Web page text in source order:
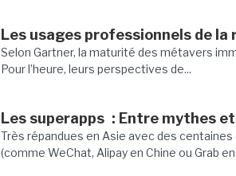
Les usages professionnels de
Selon Gartner, la maturité des métavers
Pour l’heure, leurs perspectives de...
Les superapps : Entre mythes
Très répandues en Asie avec des
(comme WeChat, Alipay en Chine ou Grab